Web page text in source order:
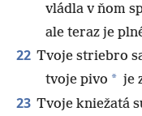
vládla v ňom
ale teraz je
22 Tvoje striebro
tvoje pivo * je
23 Tvoje kniežatá